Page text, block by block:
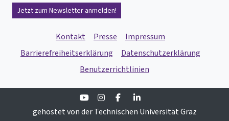
Jetzt zum Newsletter anmelden!
Kontakt Presse
Impressum
Barrierefreiheitserklärung
Datenschutzerklärung
Benutzerrichtlinien
YoutubeInstagramFacebook
gehostet von der Technischen Universität Graz